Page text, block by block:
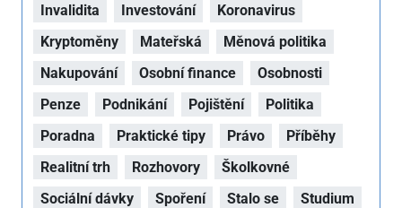
Invalidita
Investování
Koronavirus
Kryptoměny
Mateřská
Měnová politika
Nakupování
Osobní finance
Osobnosti
Penze
Podnikání Pojištění
Politika
Poradna
Praktické tipy Právo
Příběhy
Realitní trh
Rozhovory
Školkovné
Sociální dávky
Spoření Stalo se
Studium